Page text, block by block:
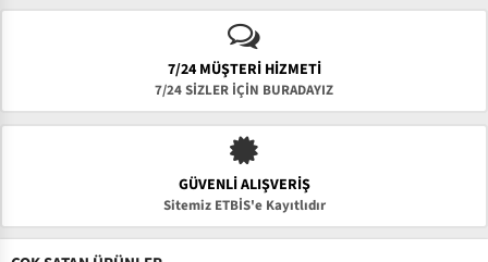
7/24 MÜŞTERİ HİZMETİ
7/24 SİZLER İÇİN BURADAYIZ
GÜVENLI ALIŞVERIŞ
Sitemiz ETBİS'e Kayıtlıdır